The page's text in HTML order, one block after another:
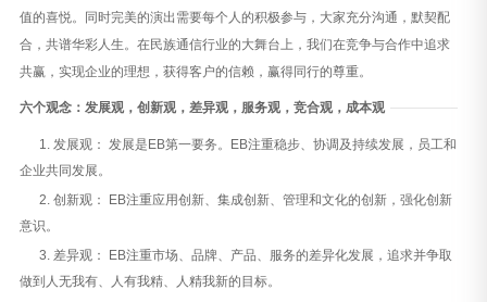
值的喜悦。同时完美的演出需要每个人的积极参与，大家充分沟通，默契配
合，共谱华彩人生。在民族通信行业的大舞台上，我们在竞争与合作中追求
共赢，实现企业的理想，获得客户的信赖，赢得同行的尊重。
六个观念：发展观，创新观，差异观，服务观，竞合观，成本观
1. 发展观： 发展是EB第一要务。EB注重稳步、协调及持续发展，员工和
企业共同发展。
2. 创新观： EB注重应用创新、集成创新、管理和文化的创新，强化创新
意识。
3. 差异观： EB注重市场、品牌、产品、服务的差异化发展，追求并争取
做到人无我有、人有我精、人精我新的目标。